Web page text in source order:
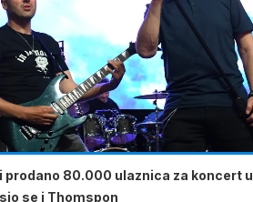
prodano 80.000 ulaznica za koncert u
se i Thomspon